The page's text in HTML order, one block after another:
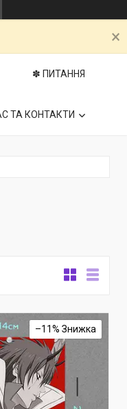
✽ ПИТАННЯ
ТА КОНТАКТИ
–11%